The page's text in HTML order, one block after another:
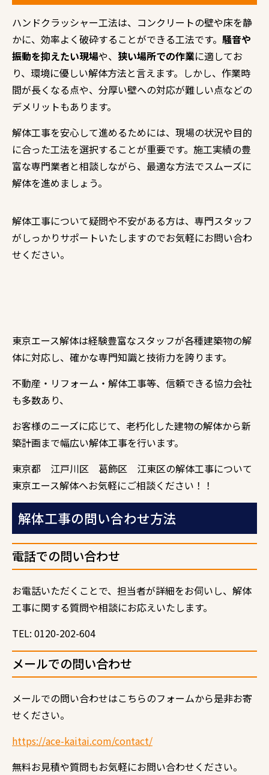
ハンドクラッシャー工法は、コンクリートの壁や床を静
かに、効率よく破砕することができる工法です。 騒音や
振動を抑えたい現場や、 狭い場所での作業に適してお
り、環境に優しい解体方法と言えます。しかし、作業時
間が長くなる点や、分厚い壁への対応が難しい点などの
デメリットもあります。
解体工事を安心して進めるためには、現場の状況や目的
に合った工法を選択することが重要です。施工実績の豊
富な専門業者と相談しながら、最適な方法でスムーズに
解体を進めましょう。
解体工事について疑問や不安がある方は、専門スタッフ
がしっかりサポートいたしますのでお気軽にお問い合わ
せください。
東京エース解体は経験豊富なスタッフが各種建築物の解
体に対応し、確かな専門知識と技術力を誇ります。
不動産・リフォーム・解体工事等、信頼できる協力会社
も多数あり、
お客様のニーズに応じて、老朽化した建物の解体から新
築計画まで幅広い解体工事を行います。
東京都 江戸川区 葛飾区 江東区の解体工事について
東京エース解体へお気軽にご相談ください！！
解体工事の問い合わせ方法
電話での問い合わせ
お電話いただくことで、担当者が詳細をお伺いし、解体
工事に関する質問や相談にお応えいたします。
TEL: 0120-202-604
メールでの問い合わせ
メールでの問い合わせはこちらのフォームから是非お寄
せください。
https://ace-kaitai.com/contact/
無料お見積や質問もお気軽にお問い合わせください。